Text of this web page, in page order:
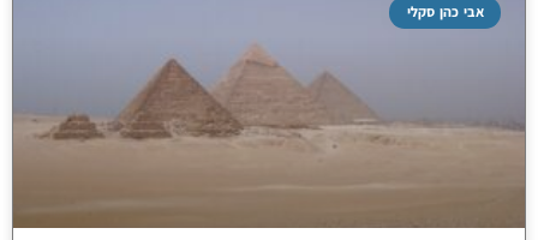
אבי כהן סקלי